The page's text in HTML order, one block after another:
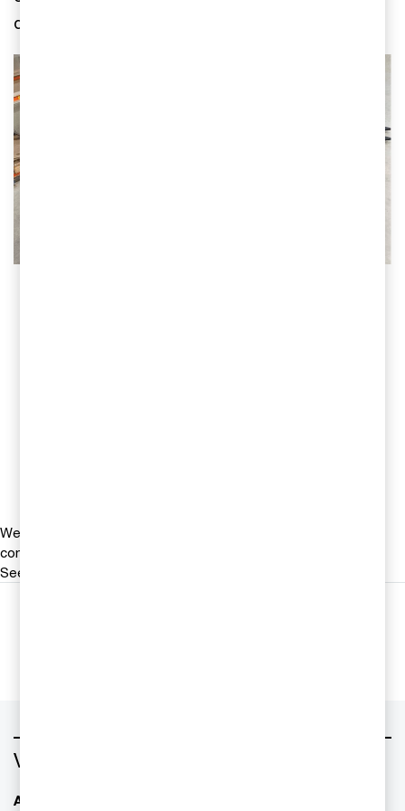
dotterbolag till börsnoterade KION GROUP.
We help you meet tomorrow’s tech demands
compete at a speed that rewrites the rules
See how
Vad vill du ha hjälp med?
AI - Artificiell Intelligens